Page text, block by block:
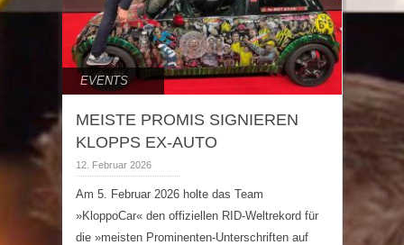
EVENTS
MEISTE PROMIS SIGNIEREN
KLOPPS EX-AUTO
12. Februar 2026
Am 5. Februar 2026 holte das Team
»KloppoCar« den offiziellen RID-Weltrekord für
die »meisten Prominenten-Unterschriften auf